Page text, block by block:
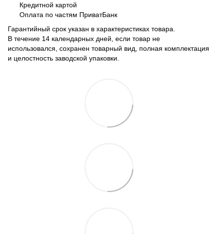
Кредитной картой
Оплата по частям ПриватБанк
Гарантийный срок указан в характеристиках товара.
В течение 14 календарных дней, если товар не
использовался, сохранен товарный вид, полная комплектация
и целостность заводской упаковки.